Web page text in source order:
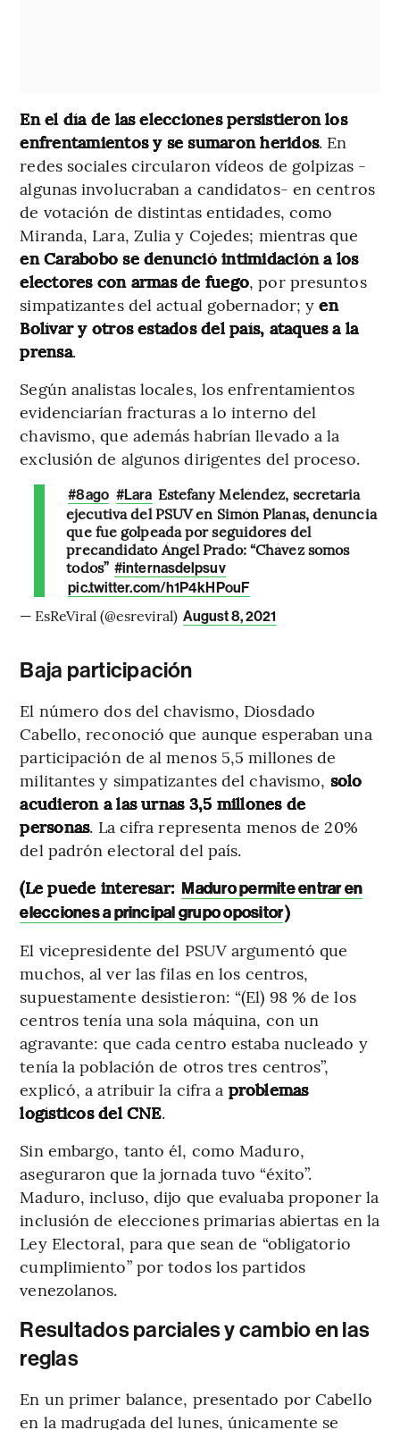
En el día de las elecciones persistieron los
enfrentamientos y se sumaron heridos. En
redes sociales circularon vídeos de golpizas -
algunas involucraban a candidatos- en centros
de votación de distintas entidades, como
Miranda, Lara, Zulia y Cojedes; mientras que
en Carabobo se denunció intimidación a los
electores con armas de fuego, por presuntos
simpatizantes del actual gobernador; yen
Bolívar y otros estados del país, ataques a la
prensa.
Según analistas locales, los enfrentamientos
evidenciarían fracturas a lo interno del
chavismo, que además habrían llevado a la
exclusión de algunos dirigentes del proceso.
#8ago #Lara Estefany Meléndez, secretaria
ejecutiva del PSUV en Simón Planas, denuncia
que fue golpeada por seguidores del
precandidato Ángel Prado: “Chávez somos
todos” #internasdelpsuv
pic.twitter.com/h1P4kHPouF
— EsReViral (@esreviral) August 8, 2021
Baja participación
El número dos del chavismo, Diosdado
Cabello, reconoció que aunque esperaban una
participación de al menos 5,5 millones de
militantes y simpatizantes del chavismo, solo
acudieron a las urnas 3,5 millones de
personas. La cifra representa menos de 20%
del padrón electoral del país.
(Le puede interesar: Maduro permite entrar en
elecciones a principal grupo opositor)
El vicepresidente del PSUV argumentó que
muchos, al ver las filas en los centros,
supuestamente desistieron: “(El) 98 % de los
centros tenía una sola máquina, con un
agravante: que cada centro estaba nucleado y
tenía la población de otros tres centros”,
explicó, a atribuir la cifra a problemas
logísticos del CNE.
Sin embargo, tanto él, como Maduro,
aseguraron que la jornada tuvo “éxito”.
Maduro, incluso, dijo que evaluaba proponer la
inclusión de elecciones primarias abiertas en la
Ley Electoral, para que sean de “obligatorio
cumplimiento” por todos los partidos
venezolanos.
Resultados parciales y cambio en las
reglas
En un primer balance, presentado por Cabello
en la madrugada del lunes, únicamente se